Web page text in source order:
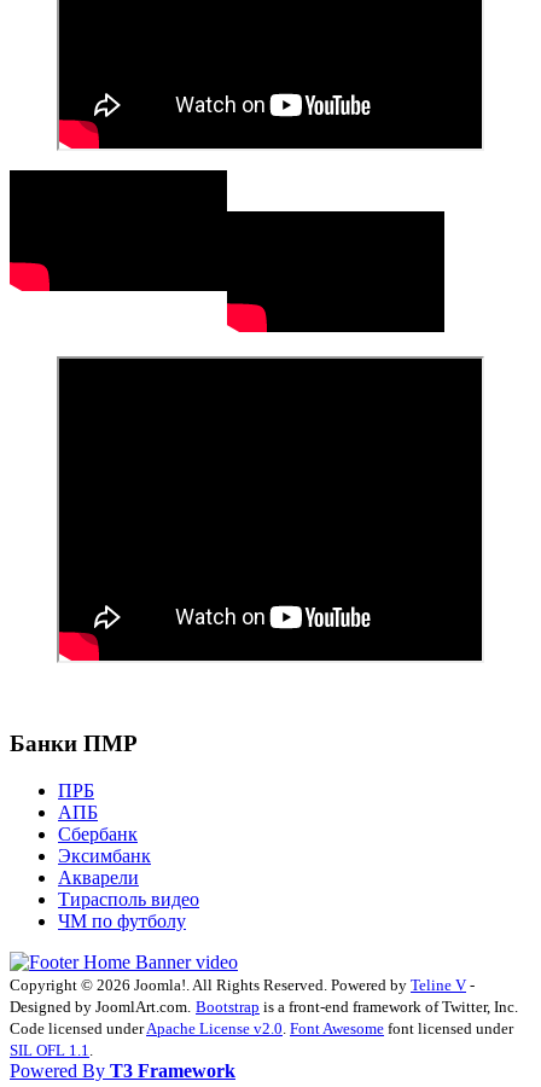
Банки ПМР
ПРБ
АПБ
Сбербанк
Эксимбанк
Акварели
Тирасполь видео
ЧМ по футболу
Copyright © 2026 Joomla!. All Rights Reserved. Powered by Teline V -
Designed by JoomlArt.com. Bootstrap is a front-end framework of Twitter, Inc.
Code licensed underApache License v2.0. Font Awesome font licensed under
SIL OFL 1.1.
Powered By T3 Framework